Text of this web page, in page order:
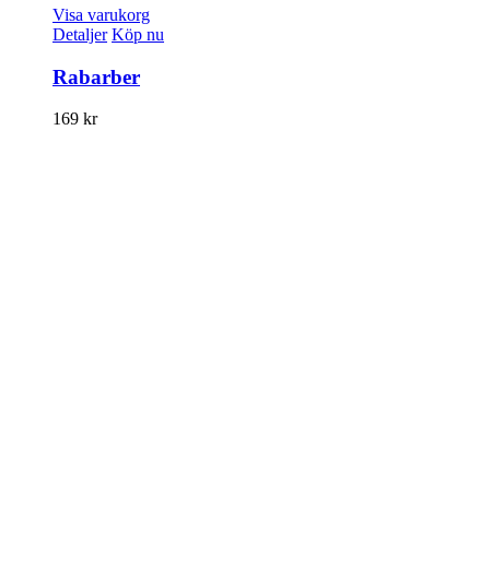
Visa varukorg
Detaljer Köp nu
Rabarber
169 kr